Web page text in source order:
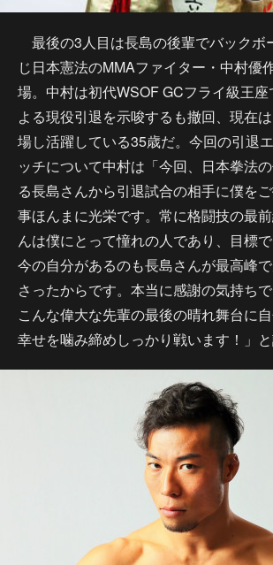
最後の3人目は長島の後輩でバックボ
じ日本憲法のMMAファイター・中村優
場。中村は初代WSOF GCフライ級王
よる現役引退を示唆するも撤回、現在
場し活躍している35歳だ。今回の引退
ッチについて中村は「今回、日本拳法
る長島さんから引退試合の相手に僕を
事ほんまに光栄です。常に格闘技の最
んは僕にとって憧れの人であり、目標で
今の自分があるのも長島さんが最高峰
さったからです。本当に感謝の気持ち
こんな偉大な先輩の最後の晴れ舞台に
幸せを噛み締めしっかり戦います！」と